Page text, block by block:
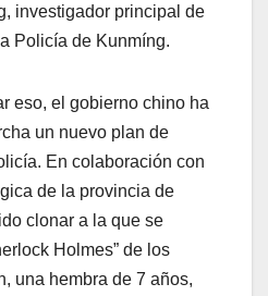
investigador principal de
Policía de Kunmíng.
eso, el gobierno chino ha
un nuevo plan de
En colaboración con
de la provincia de
clonar a la que se
Holmes” de los
una hembra de 7 años,